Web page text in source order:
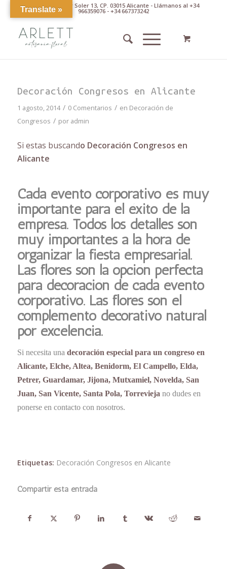
Av. Pintor Xavier Soler 13, CP. 03015 Alicante - Llámanos al +34
966359076 - +34 667373242
Decoración Congresos en Alicante
1 agosto, 2014 / 0 Comentarios / en Decoración de
Congresos / por admin
Si estas buscando Decoración Congresos en
Alicante
Cada evento corporativo es muy
importante para el éxito de la
empresa. Todos los detalles son
muy importantes a la hora de
organizar la fiesta empresarial.
Las flores son la opción perfecta
para decoración de cada evento
corporativo. Las flores son el
complemento decorativo natural
por excelencia.
Si necesita una decoración especial para un congreso en
Alicante, Elche, Altea, Benidorm, El Campello, Elda,
Petrer, Guardamar, Jijona, Mutxamiel, Novelda, San
Juan, San Vicente, Santa Pola, Torrevieja no dudes en
ponerse en contacto con nosotros.
Etiquetas: Decoración Congresos en Alicante
Compartir esta entrada
Translate »